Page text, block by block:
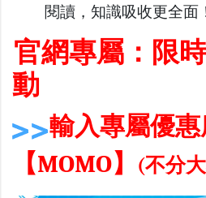
閱讀，知識吸收更全面
官網專屬：限
動
輸入專屬優
【MOMO】
(不分